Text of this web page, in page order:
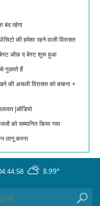
बंद रहेगा
की हमेशा रहने वाली विरासत
बेस्ट ऑफ़ द बेस्ट शुरू हुआ
से गुज़रते हैं
की असली विरासत को बचाना +
|ऑडियो
को सम्मानित किया गया
लागू करना
8.99°